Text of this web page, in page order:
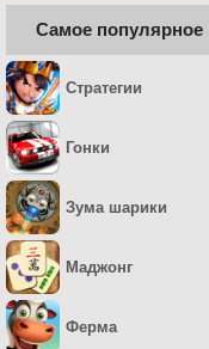
Самое популярное
Стратегии
Гонки
Зума шарики
Маджонг
Ферма